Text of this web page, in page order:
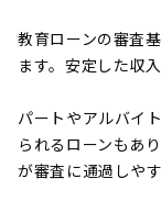
教育ローンの審査
ます。安定した収
パートやアルバイ
られるローンもあ
が審査に通過しや